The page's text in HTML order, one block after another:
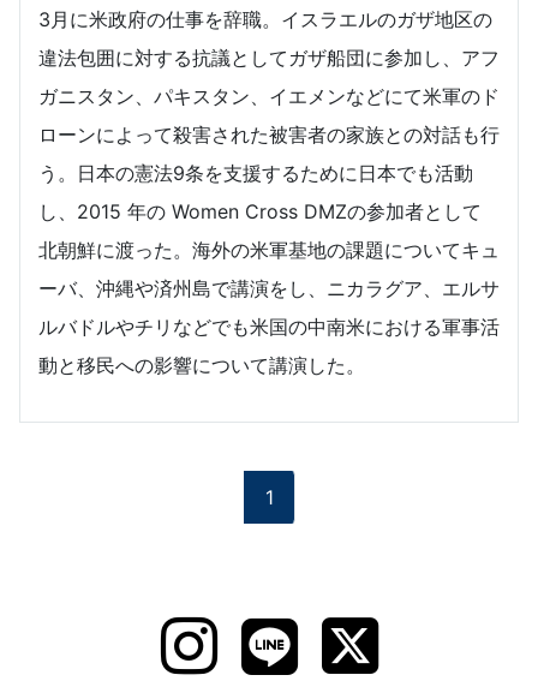
3月に米政府の仕事を辞職。イスラエルのガザ地区の
違法包囲に対する抗議としてガザ船団に参加し、アフ
ガニスタン、パキスタン、イエメンなどにて米軍のド
ローンによって殺害された被害者の家族との対話も行
う。日本の憲法9条を支援するために日本でも活動
し、2015 年の Women Cross DMZの参加者として
北朝鮮に渡った。海外の米軍基地の課題についてキュ
ーバ、沖縄や済州島で講演をし、ニカラグア、エルサ
ルバドルやチリなどでも米国の中南米における軍事活
動と移民への影響について講演した。
1